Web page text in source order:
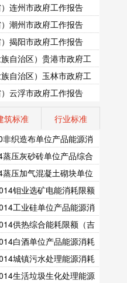
连州市政府工作报告
潮州市政府工作报告
揭阳市政府工作报告
自治区）贵港市政府工
自治区）玉林市政府工
云浮市政府工作报告
筑标准
行业标准
织造布单位产品能源消
方标准）
压灰砂砖单位产品综合
海南省地方标准）
压加气混凝土砌块单位
耗限额（海南省地方标
钼业选矿电能消耗限额
）工业硅单位产品能源消
方标准）
供热综合能耗限额（吉
白酒单位产品能源消耗
标准）
城镇污水处理能源消耗
标准）
生活垃圾生化处理能源